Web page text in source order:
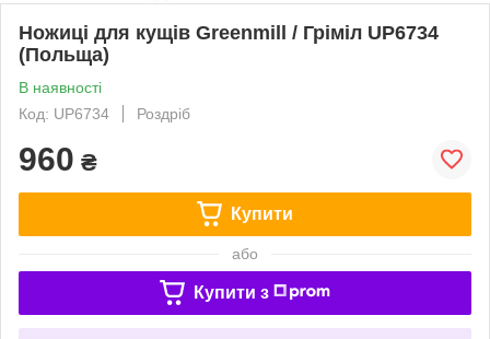
Ножиці для кущів Greenmill / Гріміл UP6734
(Польща)
В наявності
Код: UP6734
Роздріб
960 ₴
Купити
або
Купити з